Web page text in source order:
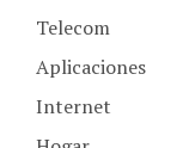
Telecom
Aplicaciones
Internet
Hogar